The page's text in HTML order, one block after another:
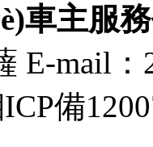
車主服
E-mail：
備